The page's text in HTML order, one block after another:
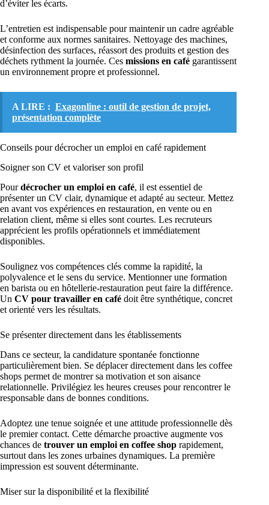
d’éviter les écarts.
L’entretien est indispensable pour maintenir un cadre agréable
et conforme aux normes sanitaires. Nettoyage des machines,
désinfection des surfaces, réassort des produits et gestion des
déchets rythment la journée. Ces missions en café garantissent
un environnement propre et professionnel.
A LIRE : Exagonline : outil de gestion de projet,
présentation complète
Conseils pour décrocher un emploi en café rapidement
Soigner son CV et valoriser son profil
Pourdécrocher un emploi en café, il est essentiel de
présenter un CV clair, dynamique et adapté au secteur. Mettez
en avant vos expériences en restauration, en vente ou en
relation client, même si elles sont courtes. Les recruteurs
apprécient les profils opérationnels et immédiatement
disponibles.
Soulignez vos compétences clés comme la rapidité, la
polyvalence et le sens du service. Mentionner une formation
en barista ou en hôtellerie-restauration peut faire la différence.
Un CV pour travailler en café doit être synthétique, concret
et orienté vers les résultats.
Se présenter directement dans les établissements
Dans ce secteur, la candidature spontanée fonctionne
particulièrement bien. Se déplacer directement dans les coffee
shops permet de montrer sa motivation et son aisance
relationnelle. Privilégiez les heures creuses pour rencontrer le
responsable dans de bonnes conditions.
Adoptez une tenue soignée et une attitude professionnelle dès
le premier contact. Cette démarche proactive augmente vos
chances de trouver un emploi en coffee shop rapidement,
surtout dans les zones urbaines dynamiques. La première
impression est souvent déterminante.
Miser sur la disponibilité et la flexibilité